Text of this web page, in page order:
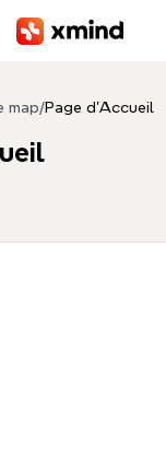
map/Page d'Accueil